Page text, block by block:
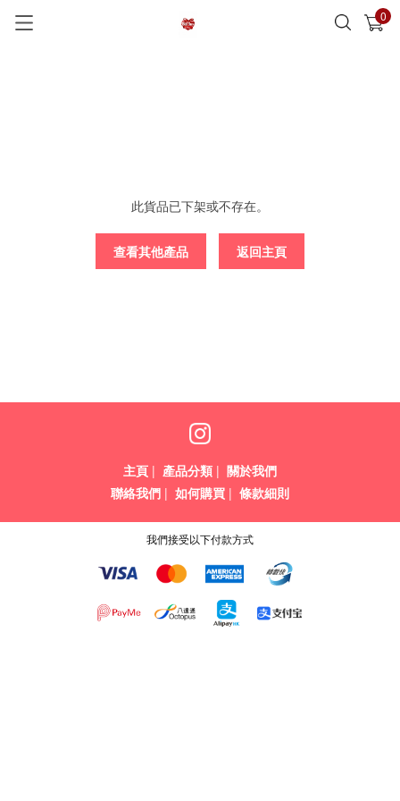
0
已加入購物車 查看
此貨品已下架或不存在。
查看其他產品 返回主頁
主頁 | 產品分類 | 關於我們
聯絡我們 | 如何購買 | 條款細則
我們接受以下付款方式